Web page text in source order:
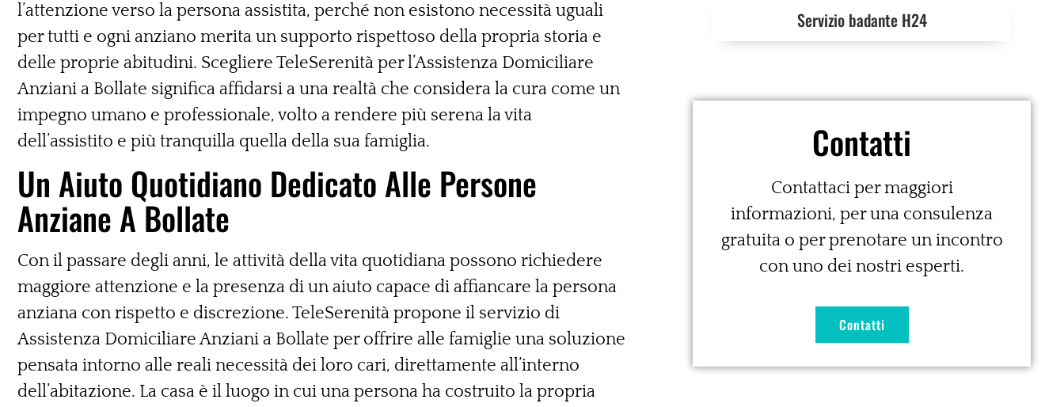
l’attenzione verso la persona assistita, perché non esistono necessità uguali
per tutti e ogni anziano merita un supporto rispettoso della propria storia e
delle proprie abitudini. Scegliere TeleSerenità per l’Assistenza Domiciliare
Anziani a Bollate significa affidarsi a una realtà che considera la cura come un
impegno umano e professionale, volto a rendere più serena la vita
dell’assistito e più tranquilla quella della sua famiglia.
Un Aiuto Quotidiano Dedicato Alle Persone
Anziane A Bollate
Con il passare degli anni, le attività della vita quotidiana possono richiedere
maggiore attenzione e la presenza di un aiuto capace di affiancare la persona
anziana con rispetto e discrezione. TeleSerenità propone il servizio di
Assistenza Domiciliare Anziani a Bollate per offrire alle famiglie una soluzione
pensata intorno alle reali necessità dei loro cari, direttamente all’interno
dell’abitazione. La casa è il luogo in cui una persona ha costruito la propria
Servizio badante H24
Contatti
Contattaci per maggiori
informazioni, per una consulenza
gratuita o per prenotare un incontro
con uno dei nostri esperti.
Contatti